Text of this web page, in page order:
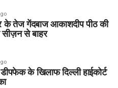
के तेज गेंदबाज आकाशदीप पीठ की
से बाहर
के खिलाफ दिल्ली हाईकोर्ट